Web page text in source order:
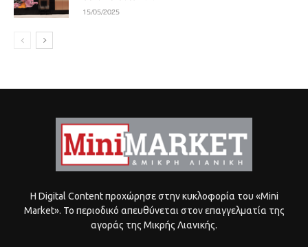
15/05/2025
Η Digital Content προχώρησε στην κυκλοφορία του «Mini
Market». Το περιοδικό απευθύνεται στον επαγγελματία της
αγοράς της Μικρής Λιανικής.